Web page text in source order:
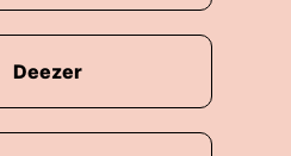
Deezer